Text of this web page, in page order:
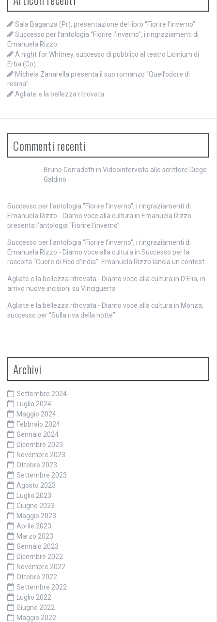
Sala Baganza (Pr), presentazione del libro “Fiorire l’inverno”
Successo per l’antologia “Fiorire l’inverno”, i ringraziamenti di
Emanuela Rizzo
A night for Whitney, successo di pubblico al teatro Licinium di
Erba (Co)
Michela Zanarella presenta il suo romanzo “Quell’odore di
resina”
Agliate e la bellezza ritrovata
Commenti recenti
Bruno Corradetti in Videointervista allo scrittore Diego
Galdino
Successo per l'antologia "Fiorire l'inverno", i ringraziamenti di
Emanuela Rizzo - Diamo voce alla cultura in Emanuela Rizzo
presenta l’antologia “Fiorire l’inverno”
Successo per l'antologia "Fiorire l'inverno", i ringraziamenti di
Emanuela Rizzo - Diamo voce alla cultura in Successo per la
raccolta “Cuore di Fico d’India”: Emanuela Rizzo lancia un contest
Agliate e la bellezza ritrovata - Diamo voce alla cultura in D’Elia, in
arrivo nuove incisioni su Vinciguerra
Agliate e la bellezza ritrovata - Diamo voce alla cultura in Monza,
successo per “Sulla riva della notte”
Archivi
Settembre 2024
Luglio 2024
Maggio 2024
Febbraio 2024
Gennaio 2024
Dicembre 2023
Novembre 2023
Ottobre 2023
Settembre 2023
Agosto 2023
Luglio 2023
Giugno 2023
Maggio 2023
Aprile 2023
Marzo 2023
Gennaio 2023
Dicembre 2022
Novembre 2022
Ottobre 2022
Settembre 2022
Luglio 2022
Giugno 2022
Maggio 2022